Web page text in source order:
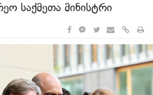
საქმეთა მინისტრი